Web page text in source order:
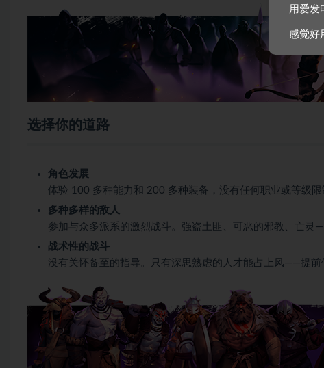
选择你的道路
角色发展
体验 100 多种能力和 200 多种装备，没有任何职业或等级限
多种多样的敌人
参加与众多派系的激烈战斗。强盗土匪、可恶的邪教、亡灵
战术性的战斗
没有关怀备至的指导。只有深思熟虑的人才能占上风——提
用爱发
感觉好